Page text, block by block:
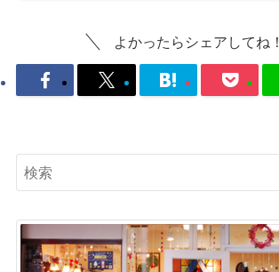
よかったらシェアしてね！